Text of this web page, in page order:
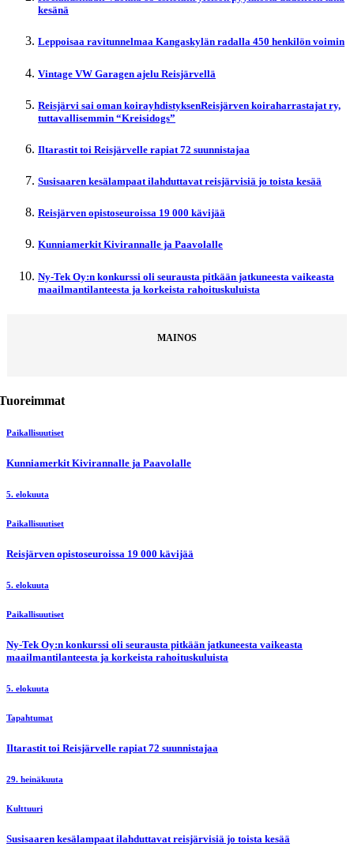
kesänä
Leppoisaa ravitunnelmaa Kangaskylän radalla 450 henkilön voimin
Vintage VW Garagen ajelu Reisjärvellä
Reisjärvi sai oman koirayhdistyksenReisjärven koiraharrastajat ry,
tuttavallisemmin “Kreisidogs”
Iltarastit toi Reisjärvelle rapiat 72 suunnistajaa
Susisaaren kesälampaat ilahduttavat reisjärvisiä jo toista kesää
Reisjärven opistoseuroissa 19 000 kävijää
Kunniamerkit Kivirannalle ja Paavolalle
Ny-Tek Oy:n konkurssi oli seurausta pitkään jatkuneesta vaikeasta
maailmantilanteesta ja korkeista rahoituskuluista
MAINOS
Paikallisuutiset
Kunniamerkit Kivirannalle ja Paavolalle
5. elokuuta
Paikallisuutiset
Reisjärven opistoseuroissa 19 000 kävijää
5. elokuuta
Paikallisuutiset
Ny-Tek Oy:n konkurssi oli seurausta pitkään jatkuneesta vaikeasta
maailmantilanteesta ja korkeista rahoituskuluista
5. elokuuta
Tapahtumat
Iltarastit toi Reisjärvelle rapiat 72 suunnistajaa
29. heinäkuuta
Kulttuuri
Susisaaren kesälampaat ilahduttavat reisjärvisiä jo toista kesää